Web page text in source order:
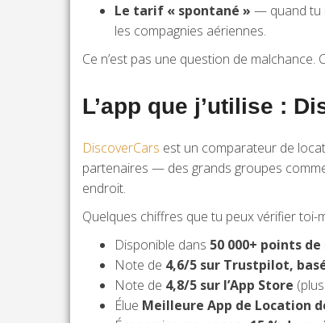
Le tarif « spontané » — quand tu
les compagnies aériennes.
Ce n’est pas une question de malchance.
L’app que j’utilise :
DiscoverCars est un comparateur de
partenaires — des grands groupes
endroit.
Quelques chiffres que tu peux vérifier toi-
Disponible dans 50 000+ points
Note de 4,6/5 sur Trustpilot,
Note de 4,8/5 sur l’App Store
Élue Meilleure App de Location